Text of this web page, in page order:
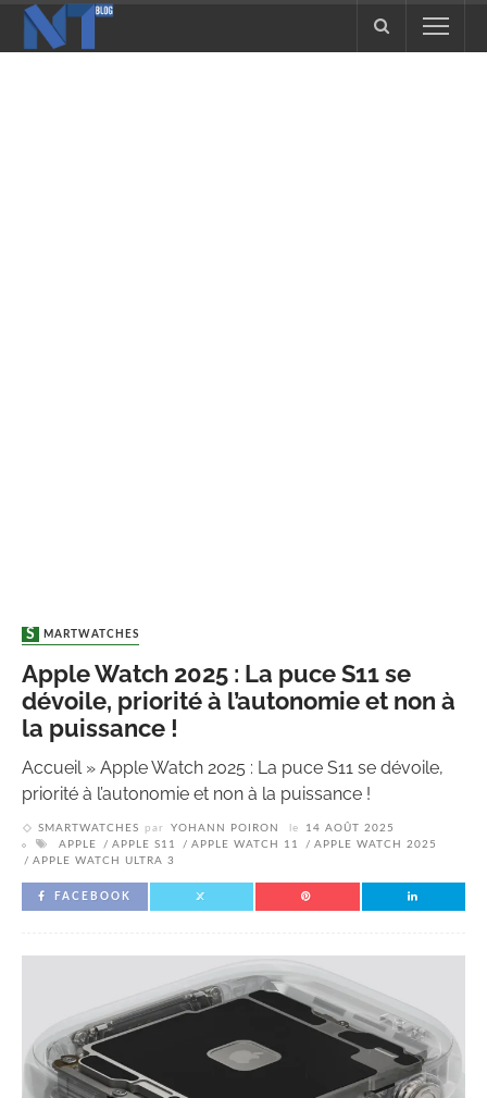
SMARTWATCHES
Apple Watch 2025 : La puce S11 se
dévoile, priorité à l’autonomie et non à
la puissance !
Accueil» Apple Watch 2025 : La puce S11 se dévoile,
priorité à l’autonomie et non à la puissance !
SMARTWATCHES par YOHANN POIRON le
14 AOÛT 2025
APPLE
APPLE S11 APPLE WATCH 11
APPLE WATCH 2025
APPLE WATCH ULTRA 3
FACEBOOK